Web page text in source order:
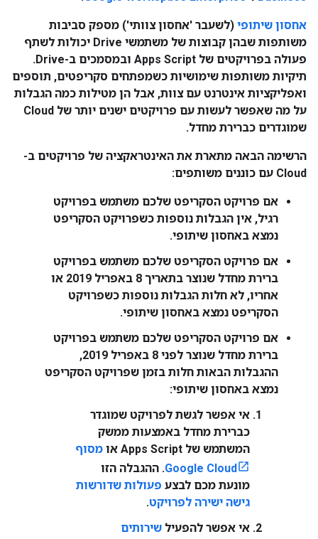
אחסון שיתופי (לשעבר 'אחסון צוותי') מספק סביבות
משותפות שבהן קבוצות של משתמשי Drive יכולות לשתף
פעולה בפרויקטים של Apps Script ובמסמכים ב-Drive.
תיקיות משותפות שימושיות כשמפתחים סקריפטים, תוספים
ואפליקציות אינטרנט עם צוות, אבל הן מטילות כמה הגבלות
על מה שאפשר לעשות עם פרויקטים ישנים יותר של Cloud
שמוגדרים כברירת מחדל.
הרשימה הבאה מתארת את האינטראקציה של פרויקטים ב-
Cloud עם כוננים משותפים:
אם פרויקט הסקריפט שלכם משתמש בפרויקט
רגיל, אין הגבלות נוספות כשפרויקט הסקריפט
נמצא באחסון שיתופי.
אם פרויקט הסקריפט שלכם משתמש בפרויקט
ברירת מחדל שנוצר בתאריך 8 באפריל 2019 או
אחריו, לא חלות הגבלות נוספות כשפרויקט
הסקריפט נמצא באחסון שיתופי.
אם פרויקט הסקריפט שלכם משתמש בפרויקט
ברירת מחדל שנוצר לפני 8 באפריל 2019,
ההגבלות הבאות חלות בזמן שפרויקט הסקריפט
נמצא באחסון שיתופי:
אי אפשר לגשת לפרויקט שמוגדר
כברירת מחדל באמצעות ממשק
המשתמש של Apps Script או
מסוף
Google Cloud. ההגבלה הזו
מונעת מכם לבצע פעולות שדורשות
גישה ישירה לפרויקט.
אי אפשר להפעיל שירותים